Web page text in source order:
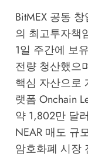
BitMEX 공동
의 최고투자책
1일 주간에 보
전량 청산했으
핵심 자산으로
랫폼 Onchain
약 1,802만 달
NEAR 매도 규
암호화폐 시장